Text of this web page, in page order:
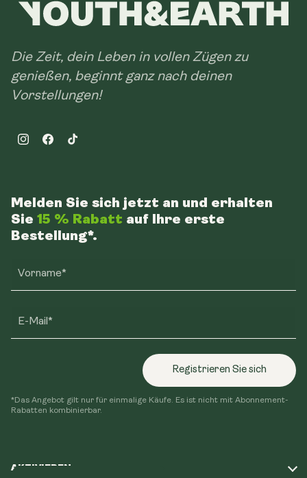
Die Zeit, dein Leben in vollen Zügen zu
genießen, beginnt ganz nach deinen
Vorstellungen!
InstagramFacebookTikTok
AKTIVIEREN
Melden Sie sich jetzt an und erhalten
Sie 15 % Rabatt auf Ihre erste
Bestellung*.
Vorname*
E-Mail*
Registrieren Sie sich
*Das Angebot gilt nur für einmalige Käufe. Es ist nicht mit Abonnement-
Rabatten kombinierbar.